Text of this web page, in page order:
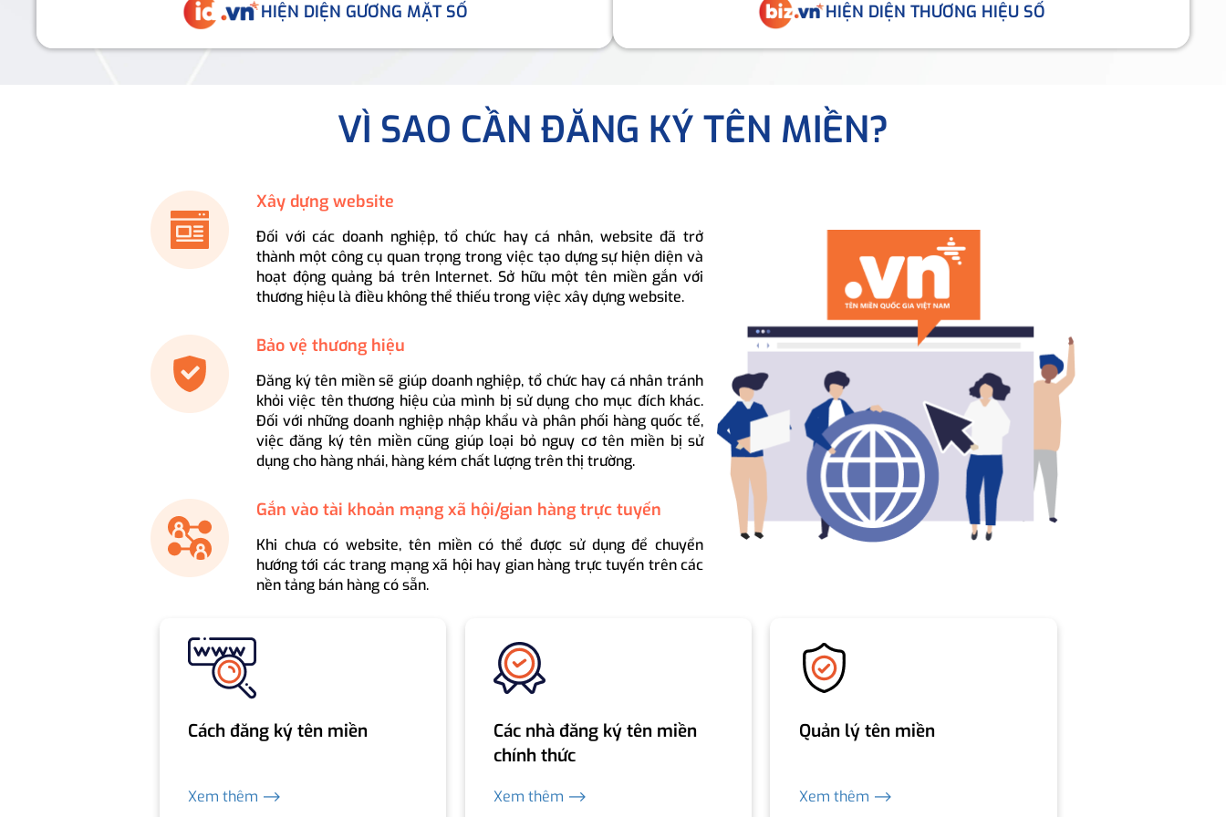
HIỆN DIỆN GƯƠNG MẶT SỐ HIỆN DIỆN THƯƠNG HIỆU SỐ
VÌ SAO CẦN ĐĂNG KÝ TÊN MIỀN?
Xây dựng website
Đối với các doanh nghiệp, tổ chức hay cá nhân, website đã trở
thành một công cụ quan trọng trong việc tạo dựng sự hiện diện và
hoạt động quảng bá trên Internet. Sở hữu một tên miền gắn với
thương hiệu là điều không thể thiếu trong việc xây dựng website.
Bảo vệ thương hiệu
Đăng ký tên miền sẽ giúp doanh nghiệp, tổ chức hay cá nhân tránh
khỏi việc tên thương hiệu của mình bị sử dụng cho mục đích khác.
Đối với những doanh nghiệp nhập khẩu và phân phối hàng quốc tế,
việc đăng ký tên miền cũng giúp loại bỏ nguy cơ tên miền bị sử
dụng cho hàng nhái, hàng kém chất lượng trên thị trường.
Gắn vào tài khoản mạng xã hội/gian hàng trực tuyến
Khi chưa có website, tên miền có thể được sử dụng để chuyển
hướng tới các trang mạng xã hội hay gian hàng trực tuyến trên các
nền tảng bán hàng có sẵn.
Cách đăng ký tên miền
Xem thêm ⟶
Các nhà đăng ký tên miền
chính thức
Xem thêm ⟶
Quản lý tên miền
Xem thêm ⟶